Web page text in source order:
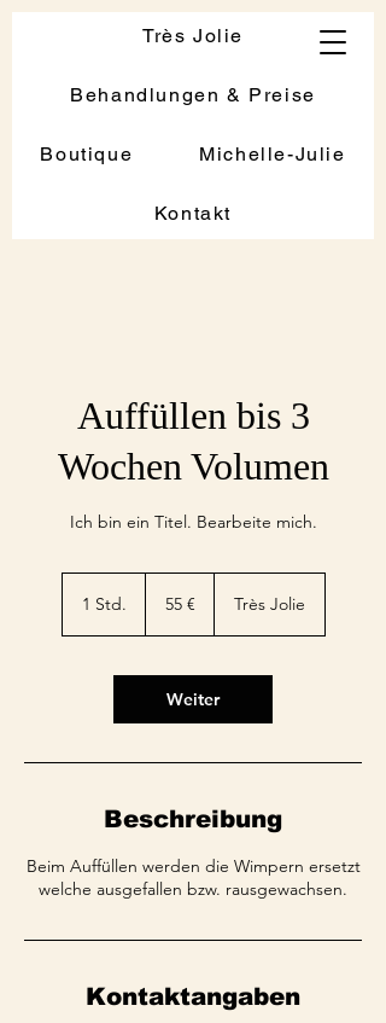
Très Jolie
Behandlungen & Preise
Boutique Michelle-Julie
Kontakt
Auffüllen bis 3
Wochen Volumen
Ich bin ein Titel. Bearbeite mich.
1 Std.
d
55 € Très Jolie
Weiter
Beschreibung
Beim Auffüllen werden die Wimpern ersetzt
welche ausgefallen bzw. rausgewachsen.
Kontaktangaben